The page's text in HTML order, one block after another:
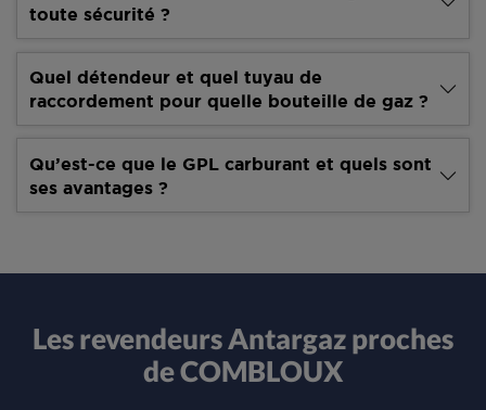
toute sécurité ?
Quel détendeur et quel tuyau de
raccordement pour quelle bouteille de gaz ?
Qu’est-ce que le GPL carburant et quels sont
ses avantages ?
Les revendeurs Antargaz proches
de COMBLOUX